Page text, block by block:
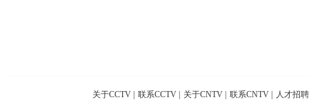
关于CCTV | 联系CCTV | 关于CNTV | 联系CNTV | 人才招聘